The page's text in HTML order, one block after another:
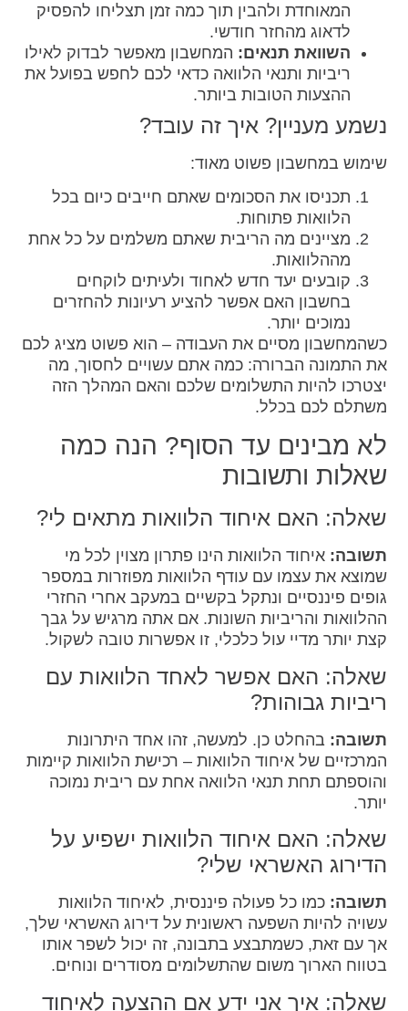
המאוחדת ולהבין תוך כמה זמן תצליחו להפסיק
לדאוג מהחזר חודשי.
השוואת תנאים: המחשבון מאפשר לבדוק לאילו
ריביות ותנאי הלוואה כדאי לכם לחפש בפועל את
ההצעות הטובות ביותר.
נשמע מעניין? איך זה עובד?
שימוש במחשבון פשוט מאוד:
תכניסו את הסכומים שאתם חייבים כיום בכל
הלוואות פתוחות.
מציינים מה הריבית שאתם משלמים על כל אחת
מההלוואות.
קובעים יעד חדש לאחוד ולעיתים לוקחים
בחשבון האם אפשר להציע רעיונות להחזרים
נמוכים יותר.
כשהמחשבון מסיים את העבודה – הוא פשוט מציג לכם
את התמונה הברורה: כמה אתם עשויים לחסוך, מה
יצטרכו להיות התשלומים שלכם והאם המהלך הזה
משתלם לכם בכלל.
לא מבינים עד הסוף? הנה כמה
שאלות ותשובות
שאלה: האם איחוד הלוואות מתאים לי?
תשובה: איחוד הלוואות הינו פתרון מצוין לכל מי
שמוצא את עצמו עם עודף הלוואות מפוזרות במספר
גופים פיננסיים ונתקל בקשיים במעקב אחרי החזרי
ההלוואות והריביות השונות. אם אתה מרגיש על גבך
קצת יותר מדיי עול כלכלי, זו אפשרות טובה לשקול.
שאלה: האם אפשר לאחד הלוואות עם
ריביות גבוהות?
תשובה: בהחלט כן. למעשה, זהו אחד היתרונות
המרכזיים של איחוד הלוואות – רכישת הלוואות קיימות
והוספתם תחת תנאי הלוואה אחת עם ריבית נמוכה
יותר.
שאלה: האם איחוד הלוואות ישפיע על
הדירוג האשראי שלי?
תשובה: כמו כל פעולה פיננסית, לאיחוד הלוואות
עשויה להיות השפעה ראשונית על דירוג האשראי שלך,
אך עם זאת, כשמתבצע בתבונה, זה יכול לשפר אותו
בטווח הארוך משום שהתשלומים מסודרים ונוחים.
שאלה: איך אני ידע אם ההצעה לאיחוד